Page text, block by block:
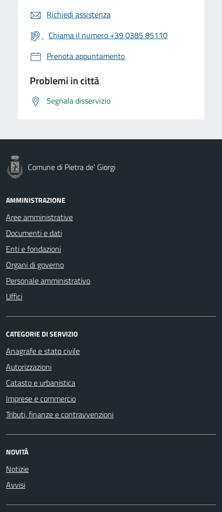
Richiedi assistenza
Chiama il numero +39 0385 85110
Prenota appuntamento
Problemi in città
Segnala disservizio
Comune di Pietra de' Giorgi
AMMINISTRAZIONE
Aree amministrative
Documenti e dati
Enti e fondazioni
Organi di governo
Personale amministrativo
Uffici
CATEGORIE DI SERVIZIO
Anagrafe e stato civile
Autorizzazioni
Catasto e urbanistica
Imprese e commercio
Tributi, finanze e contravvenzioni
NOVITÀ
Notizie
Avvisi